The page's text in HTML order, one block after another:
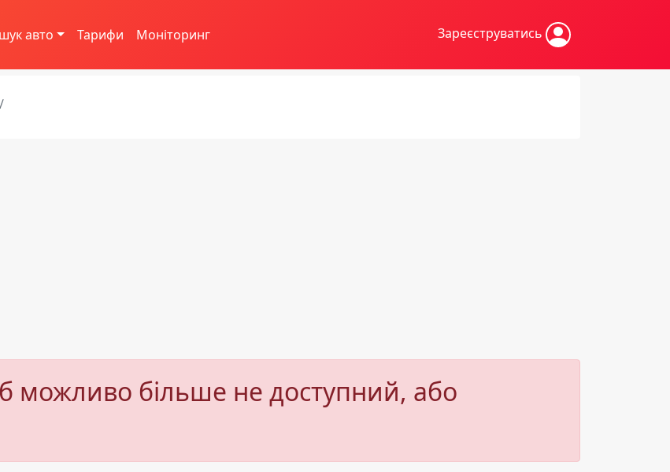
авто Тарифи Моніторинг Зареєструватись
можливо більше не доступний, або